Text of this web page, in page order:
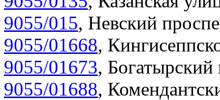
9055/015, Невский
9055/01668,
9055/01673, Богатырский
9055/01688,